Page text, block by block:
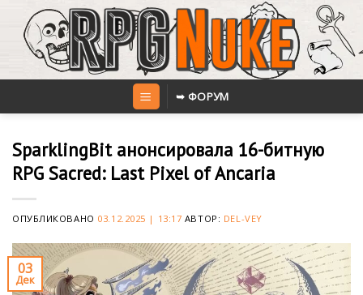
content
➥ ФОРУМ
SparklingBit анонсировала 16-битную
RPG Sacred: Last Pixel of Ancaria
ОПУБЛИКОВАНО 03.12.2025 | 13:17 АВТОР: DEL-VEY
03
Дек